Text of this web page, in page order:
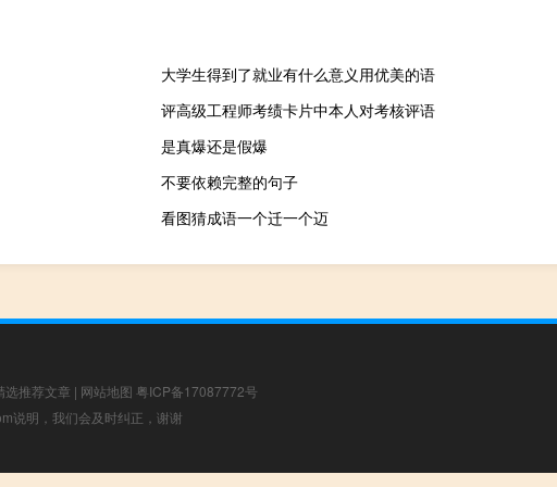
大学生得到了就业有什么意义用优美的语
评高级工程师考绩卡片中本人对考核评语
是真爆还是假爆
不要依赖完整的句子
看图猜成语一个迁一个迈
选推荐文章 | 网站地图 粤ICP备17087772号
说明，我们会及时纠正，谢谢